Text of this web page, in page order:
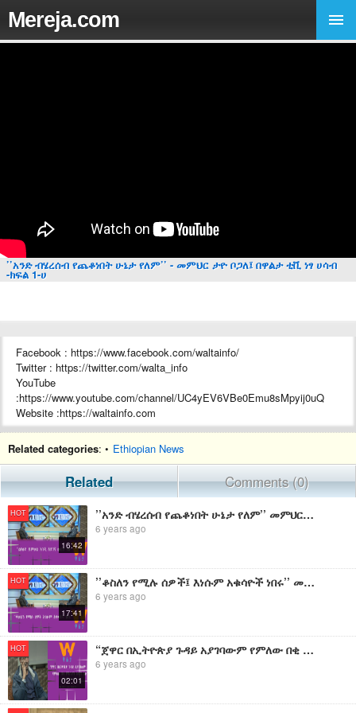
Mereja.com
’’አንድ ብሄረሰብ የጨቆነበት ሁኔታ የለም’’ - መምህር ታዮ ቦጋለ፤ በዋልታ ቲቪ ነፃ ሀሳብ
-ክፍል 1-ሀ
Facebook : https://www.facebook.com/waltainfo/
Twitter : https://twitter.com/walta_info
YouTube
:https://www.youtube.com/channel/UC4yEV6VBe0Emu8sMpyij0uQ
Website :https://waltainfo.com
#WaltaTV
Related categories: • Ethiopian News
Related Comments (0)
HOT
16:42
’’አንድ ብሄረሰብ የጨቆነበት ሁኔታ የለም’’ መምህር ታዬ ቦጋለ፤ በዋልታ ቲቪ -ነፃ ሀሳብ ክፍል 1-ሐ
6 years ago
HOT
17:41
’’ቆስለን የሚሉ ሰዎች፤ እነሱም አቁሳዮች ነበሩ’’ መምህር ታዬ ቦጋለ፤ በዋልታ ቲቪ ነፃ ሀሳብ -ክፍል 1-ለ
6 years ago
HOT
02:01
“ጀዋር በኢትዮጵያ ጉዳይ አያገባውም የምለው በቂ ምክንያት ስላለኝ ነው” መምህር ታዬ ቦጋለ - ረቡዕ ምሽት 3:00 ላይ በዋልታ ቲቪ ይጠብቁን
6 years ago